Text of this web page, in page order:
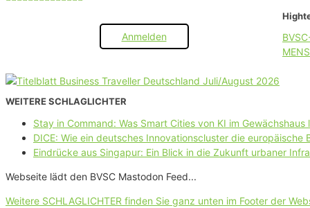
Anmelden
WEITERE SCHLAGLICHTER
Stay in Command: Was Smart Cities von KI im Gewächshaus
DICE: Wie ein deutsches Innovationscluster die
Eindrücke aus Singapur: Ein Blick in die Zukunft urbaner
Webseite lädt den BVSC Mastodon Feed...
Weitere SCHLAGLICHTER finden Sie ganz unten im Footer der